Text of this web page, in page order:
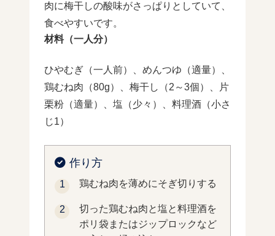
肉に梅干しの酸味がさっぱりとしていて、
食べやすいです。
材料（一人分）
ひやむぎ（一人前）、めんつゆ（適量）、
鶏むね肉（80g）、梅干し（2～3個）、片
栗粉（適量）、塩（少々）、料理酒（小さ
じ1）
作り方
鶏むね肉を薄めにそぎ切りする
切った鶏むね肉と塩と料理酒を
ポリ袋またはジップロックなど